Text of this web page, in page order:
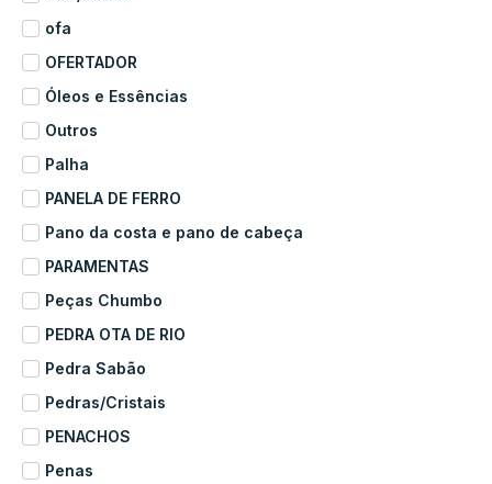
ofa
OFERTADOR
Óleos e Essências
Outros
Palha
PANELA DE FERRO
Pano da costa e pano de cabeça
PARAMENTAS
Peças Chumbo
PEDRA OTA DE RIO
Pedra Sabão
Pedras/Cristais
PENACHOS
Penas